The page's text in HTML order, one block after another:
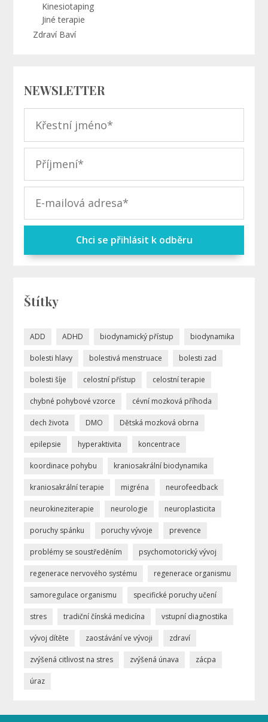
Kinesiotaping
Jiné terapie
Zdraví Baví
NEWSLETTER
Chci se přihlásit k odběru
Štítky
ADD ADHD biodynamický přístup biodynamika
bolesti hlavy bolestivá menstruace bolesti zad
bolesti šíje celostní přístup celostní terapie
chybné pohybové vzorce cévní mozková příhoda
dech života DMO Dětská mozková obrna
epilepsie hyperaktivita koncentrace
koordinace pohybu kraniosakrální biodynamika
kraniosakrální terapie migréna neurofeedback
neurokineziterapie neurologie neuroplasticita
poruchy spánku poruchy vývoje prevence
problémy se soustředěním psychomotorický vývoj
regenerace nervového systému regenerace organismu
samoregulace organismu specifické poruchy učení
stres tradiční čínská medicína vstupní diagnostika
vývoj dítěte zaostávání ve vývoji zdraví
zvýšená citlivost na stres zvýšená únava zácpa
úraz